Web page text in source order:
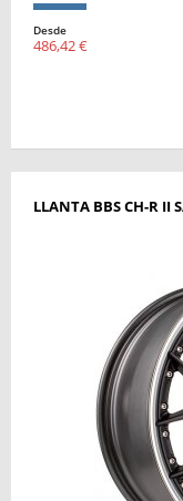
Desde
486,42 €
LLANTA BBS CH-R II